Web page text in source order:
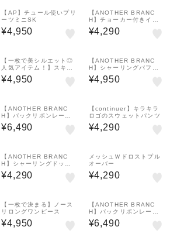
【AP】チュール使いプリ
ーツミニSK
¥4,950
【ANOTHER BRANC
H】チョーカー付きイレ
ヘムキャミチュニック
¥4,290
【一枚で美シルエット◎
人気アイテム！】スキッ
パーフレンチスリーブワ
ンピース
¥4,950
【ANOTHER BRANC
H】シャーリングパフス
リーブブラウス
¥4,950
【ANOTHER BRANC
H】バックリボンレース
フレアーパンツ
¥6,490
【continuer】キラキラ
ロゴのスウェットパンツ
¥4,290
【ANOTHER BRANC
H】シャーリングドッキ
ングペプラムブラウス
¥4,290
メッシュＷドロストプル
オーバー
¥4,290
【一枚で決まる】ノース
リロングワンピース
¥4,950
【ANOTHER BRANC
H】バックリボンレース
フレアーパンツ
¥6,490